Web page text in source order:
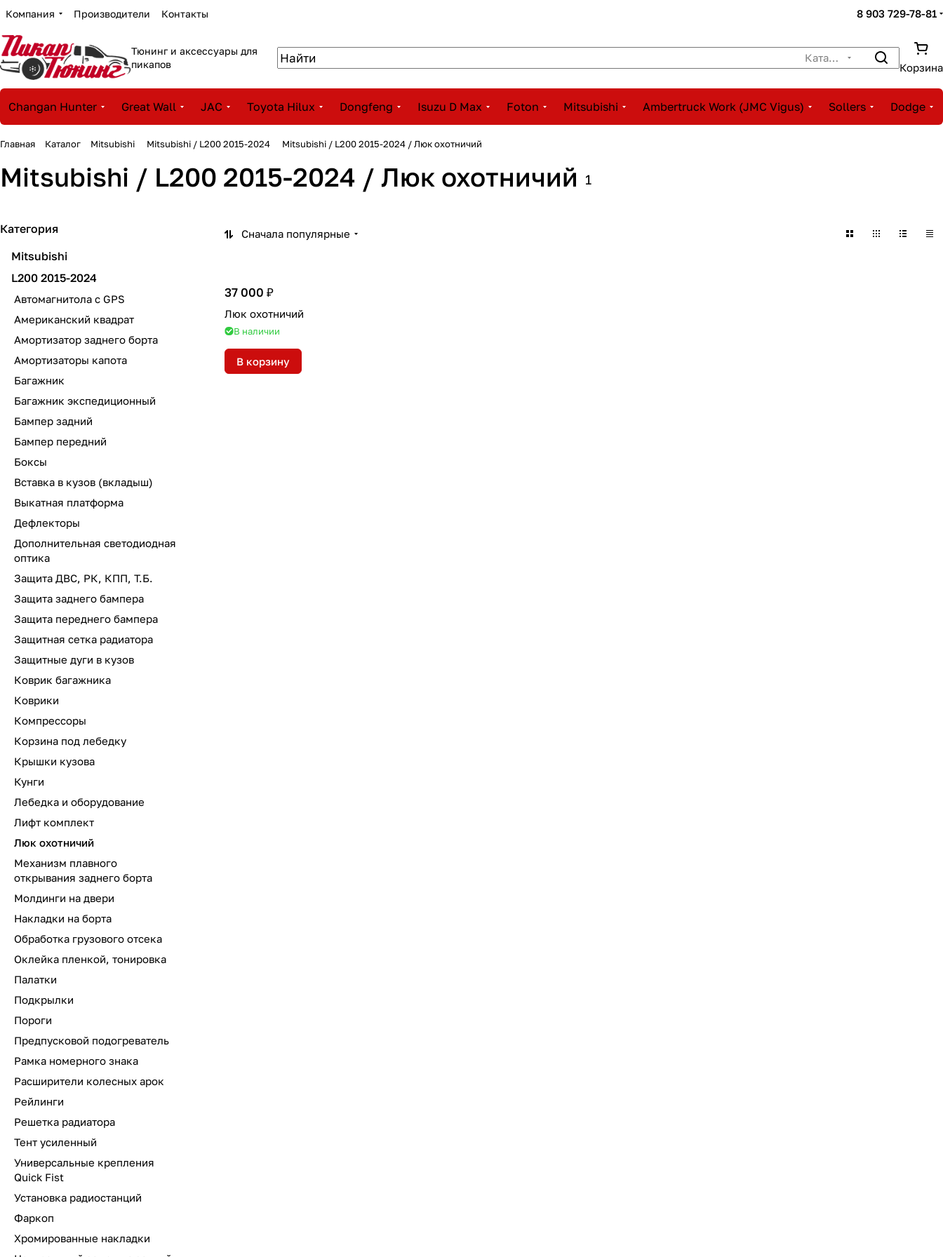
Компания Производители Контакты 8 903 729-78-81
Тюнинг и аксессуары для
пикапов
Корзина
Changan Hunter Great Wall JAC Toyota Hilux Dongfeng Isuzu D Max Foton Mitsubishi Ambertruck Work (JMC Vigus) Sollers Dodge
Главная Каталог Mitsubishi Mitsubishi / L200 2015-2024 Mitsubishi / L200 2015-2024 / Люк охотничий
Mitsubishi / L200 2015-2024 / Люк охотничий 1
Сначала популярные
37 000 ₽
Люк охотничий
В наличии
В корзину
Категория
Mitsubishi
L200 2015-2024
Автомагнитола с GPS
Американский квадрат
Амортизатор заднего борта
Амортизаторы капота
Багажник
Багажник экспедиционный
Бампер задний
Бампер передний
Боксы
Вставка в кузов (вкладыш)
Выкатная платформа
Дефлекторы
Дополнительная светодиодная
оптика
Защита ДВС, РК, КПП, Т.Б.
Защита заднего бампера
Защита переднего бампера
Защитная сетка радиатора
Защитные дуги в кузов
Коврик багажника
Коврики
Компрессоры
Корзина под лебедку
Крышки кузова
Кунги
Лебедка и оборудование
Лифт комплект
Люк охотничий
Механизм плавного
открывания заднего борта
Молдинги на двери
Накладки на борта
Обработка грузового отсека
Оклейка пленкой, тонировка
Палатки
Подкрылки
Пороги
Предпусковой подогреватель
Рамка номерного знака
Расширители колесных арок
Рейлинги
Решетка радиатора
Тент усиленный
Универсальные крепления
Quick Fist
Установка радиостанций
Фаркоп
Хромированные накладки